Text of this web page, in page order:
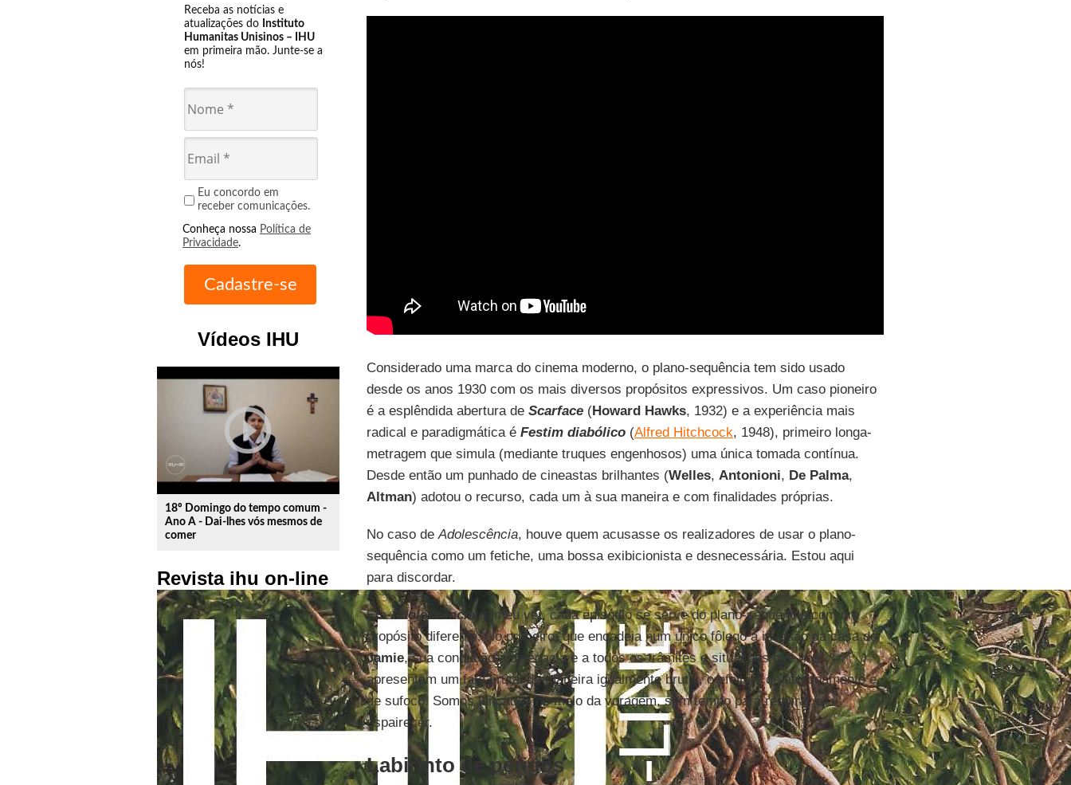
Receba as notícias e
atualizações do Instituto
Humanitas Unisinos – IHU
em primeira mão. Junte-se a
nós!
Eu concordo em
receber comunicações.
Conheça nossa Política de
Privacidade.
Vídeos IHU
play_circle_outline
18º Domingo do tempo comum -
Ano A - Dai-lhes vós mesmos de
comer
Revista ihu on-line
Considerado uma marca do cinema moderno, o plano-sequência tem sido usado
desde os anos 1930 com os mais diversos propósitos expressivos. Um caso pioneiro
é a esplêndida abertura de Scarface (Howard Hawks, 1932) e a experiência mais
radical e paradigmática é Festim diabólico(Alfred Hitchcock, 1948), primeiro longa-
metragem que simula (mediante truques engenhosos) uma única tomada contínua.
Desde então um punhado de cineastas brilhantes (Welles, Antonioni, De Palma,
Altman) adotou o recurso, cada um à sua maneira e com finalidades próprias.
No caso deAdolescência, houve quem acusasse os realizadores de usar o plano-
sequência como um fetiche, uma bossa exibicionista e desnecessária. Estou aqui
para discordar.
EmAdolescência, a meu ver, cada episódio se serve do plano-sequência com um
propósito diferente. No primeiro, que encadeia num único fôlego a invasão da casa de
Jamie, sua condução à delegacia e a todos os trâmites e situações que nos
apresentam um fato brutal de maneira igualmente brutal, o efeito é de atordoamento e
de sufoco. Somos lançados no meio da voragem, sem tempo para respirar e
espairecer.
Labirinto de perigos